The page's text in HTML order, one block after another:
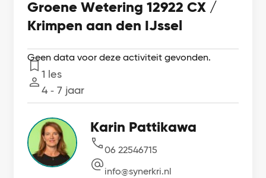
Groene Wetering 12922 CX /
Krimpen aan den IJssel
Geen data voor deze activiteit gevonden.
Lessen
1 les
Leeftijd
4 ‐ 7 jaar
Karin Pattikawa
06 22546715
info@synerkri.nl